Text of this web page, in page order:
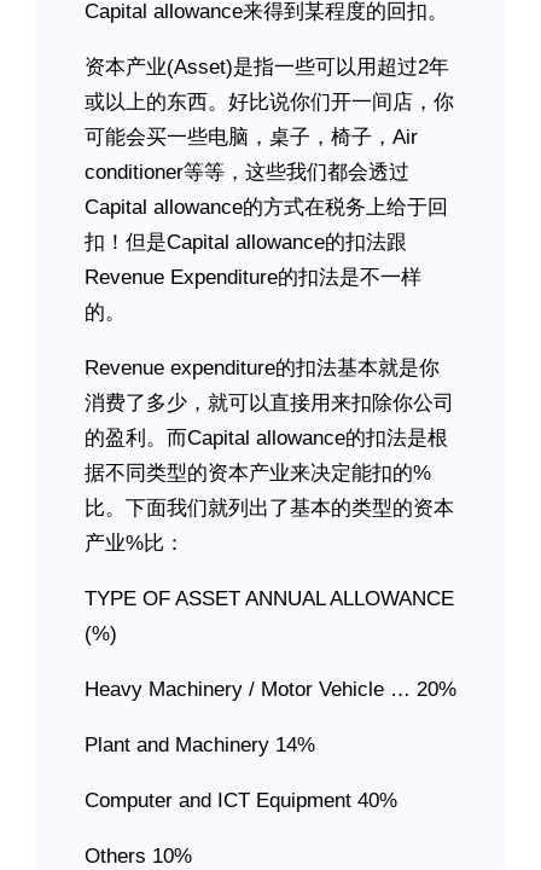
Capital allowance来得到某程度的回扣。
资本产业(Asset)是指一些可以用超过2年
或以上的东西。好比说你们开一间店，你
可能会买一些电脑，桌子，椅子，Air
conditioner等等，这些我们都会透过
Capital allowance的方式在税务上给于回
扣！但是Capital allowance的扣法跟
Revenue Expenditure的扣法是不一样
的。
Revenue expenditure的扣法基本就是你
消费了多少，就可以直接用来扣除你公司
的盈利。而Capital allowance的扣法是根
据不同类型的资本产业来决定能扣的%
比。下面我们就列出了基本的类型的资本
产业%比：
TYPE OF ASSET ANNUAL ALLOWANCE
(%)
Heavy Machinery / Motor Vehicle … 20%
Plant and Machinery 14%
Computer and ICT Equipment 40%
Others 10%